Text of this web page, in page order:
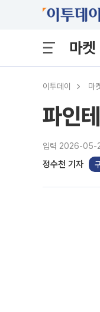
마켓
이투데이 마
파인
입력 2026-05-
정수천 기자